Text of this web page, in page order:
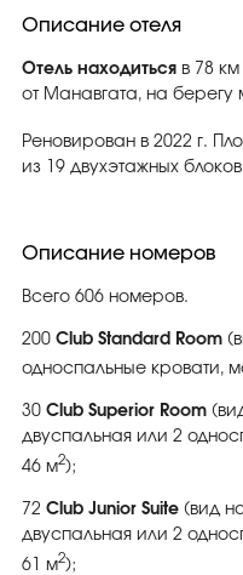
Описание отеля
Отель находиться в 78
от Манавгата, на берегу
Реновирован в 2022 г.
из 19 двухэтажных
Описание номеров
Всего 606 номеров.
200 Club Standard Room
односпальные кровати,
30 Club Superior Room
двуспальная или 2
46 м2);
72 Club Junior Suite (вид
двуспальная или 2
61 м2);